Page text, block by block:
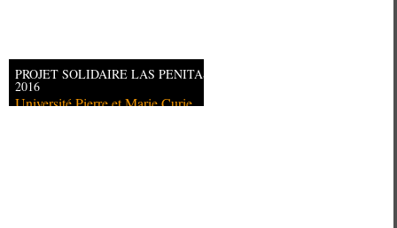
PROJET SOLIDAIRE LAS PENITAS
2016
Université Pierre et Marie Curie